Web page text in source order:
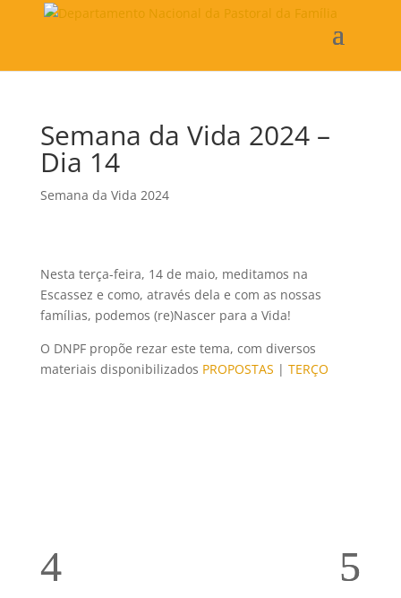
Semana da Vida 2024 –
Dia 14
Semana da Vida 2024
Nesta terça-feira, 14 de maio, meditamos na
Escassez e como, através dela e com as nossas
famílias, podemos (re)Nascer para a Vida!
O DNPF propõe rezar este tema, com diversos
materiais disponibilizados PROPOSTAS | TERÇO